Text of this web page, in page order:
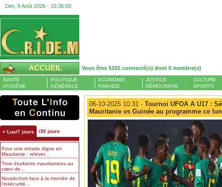
Dim, 9 Août 2026 - 15:36:00
ACCUEIL Vous êtes 5101 connecté(s) dont 0 membre(s)
SANTÉ
HYGIÈNE
POLITIQUE
GÉNÉRALE
ECONOMIE
FINANCE
JUSTICE
DÉMOCRATIE
CULTURE
SPORTS
+ Lus/7 jours /30 jours
Pour une retraite digne en
Mauritanie : relever...
Trois étudiants mauritaniens au
cœur de...
Nouakchott face à la montée de
l’insécurité...
06-10-2025 10:31 - Tournoi UFOA A U17 :
Mauritanie vs Guinée au programme ce